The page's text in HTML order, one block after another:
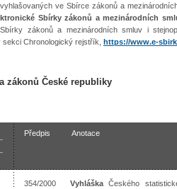
ve Sbírce zákonů a
Sbírky zákonů a mezinárodních
zákonů a mezinárodních smluv i
Chronologický rejstřík, https://www.e-
zákonů České republiky
Předpis Anotace
354/2000 Vyhláška Českého